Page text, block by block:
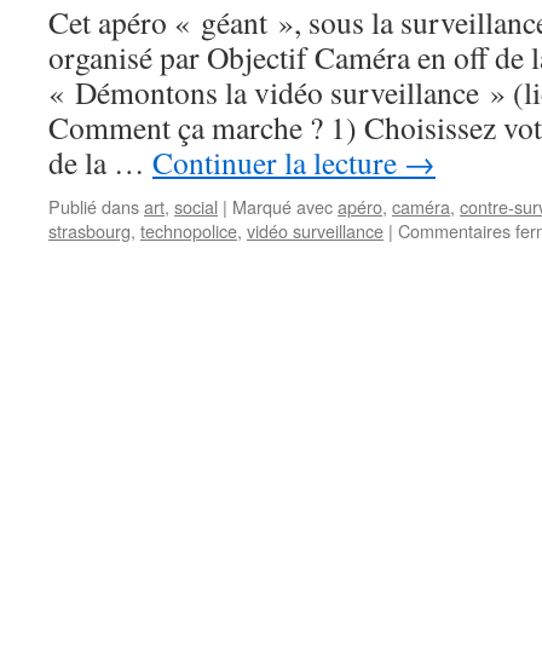
Cet apéro « géant », sous la
organisé par Objectif Caméra en off de
« Démontons la vidéo surveillance »
Comment ça marche ? 1) Choisissez
de la … Continuer la lecture →
Publié dansart, social | Marqué avecapéro, caméra, contre-
strasbourg, technopolice, vidéo surveillance | Commentaires